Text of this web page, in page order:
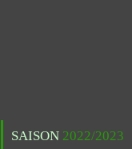
SAISON 2022/2023